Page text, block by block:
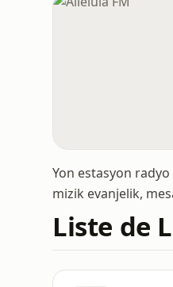
Yon estasyon
mizik evanjelik,
Liste de